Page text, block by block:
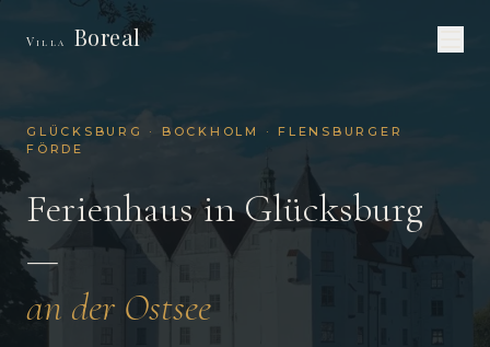
Villa Boreal
GLÜCKSBURG · BOCKHOLM · FLENSBURGER
FÖRDE
Ferienhaus in Glücksburg
—
an der Ostsee